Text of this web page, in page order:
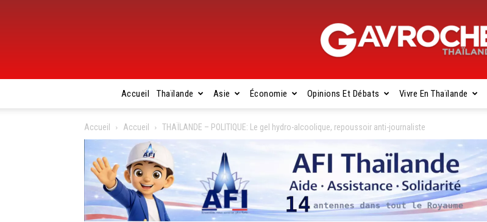
Gavroche
Thaïlande
Accueil Thaïlande Asie Économie Opinions Et Débats Vivre En Thaïlande
Accueil Accueil THAÏLANDE – POLITIQUE: Le gel hydro-alcoolique, repoussoir anti-journaliste